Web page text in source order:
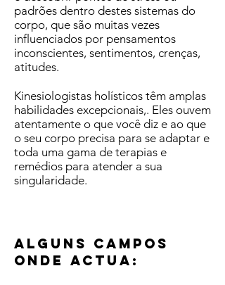
padrões dentro destes sistemas do
corpo, que são muitas vezes
influenciados por pensamentos
inconscientes, sentimentos, crenças,
atitudes.
Kinesiologistas holísticos têm amplas
habilidades excepcionais,. Eles ouvem
atentamente o que você diz e ao que
o seu corpo precisa para se adaptar e
toda uma gama de terapias e
remédios para atender a sua
singularidade.
Alguns campos
onde actua: